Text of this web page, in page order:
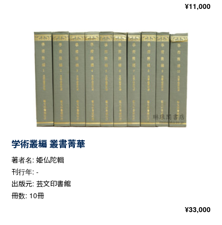
¥11,000
学術叢編 叢書菁華
著者名: 姫仏陀輯
刊行年: -
出版元: 芸文印書館
冊数: 10冊
¥33,000